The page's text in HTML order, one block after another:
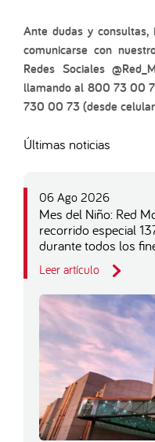
Ante dudas y consultas,
comunicarse con
Redes Sociales
llamando al 800 73 00
730 00 73 (desde
Últimas noticias
06 Ago 2026
Mes del Niño: Red
recorrido especial
durante todos los
Leer artículo